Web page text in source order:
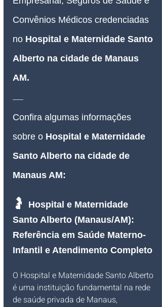
Convênios Médicos credenciadas
no Hospital e Maternidade Santo
Alberto na cidade de Manaus
AM.
___
Confira algumas informações
sobre o Hospital e Maternidade
Santo Alberto na cidade de
Manaus AM:
🤰
Hospital e Maternidade
Santo Alberto (Manaus/AM):
Referência em Saúde Materno-
Infantil e Atendimento Completo
O Hospital e Maternidade Santo Alberto
é uma instituição fundamental na rede
de saúde privada de Manaus,